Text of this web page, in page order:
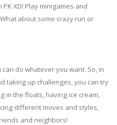
XD! Play minigames and
about some crazy run or
do whatever you want. So, in
taking up challenges, you can try
in the floats, having ice cream,
different moves and styles,
and neighbors!